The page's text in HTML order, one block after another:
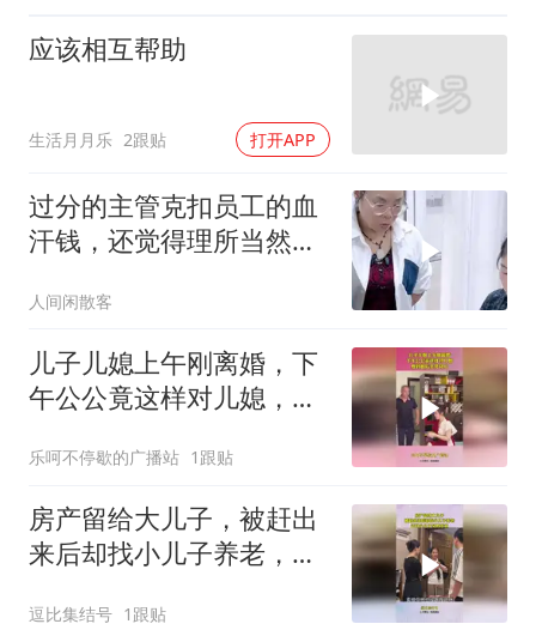
应该相互帮助
生活月月乐 2跟贴 打开APP
过分的主管克扣员工的血
汗钱，还觉得理所当然必
人间闲散客
儿子儿媳上午刚离婚，下
午公公竟这样对儿媳，爱
乐呵不停歇的广播站 1跟贴
房产留给大儿子，被赶出
来后却找小儿子养老，还
逗比集结号 1跟贴